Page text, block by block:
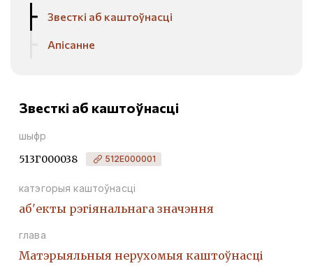
Звесткі аб каштоўнасці
Апісанне
Звесткі аб каштоўнасці
шыфр
513Г000038 512Е000001
катэгорыя каштоўнасці
аб'екты рэгіянальнага значэння
глава
Матэрыяльныя нерухомыя каштоўнасці